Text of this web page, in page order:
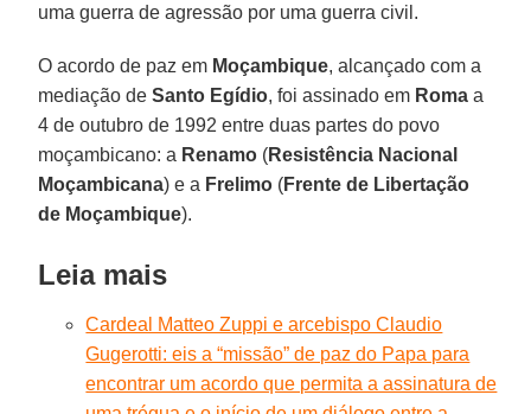
uma guerra de agressão por uma guerra civil.
O acordo de paz em Moçambique, alcançado com a
mediação deSanto Egídio, foi assinado em Roma a
4 de outubro de 1992 entre duas partes do povo
moçambicano: a Renamo (Resistência Nacional
Moçambicana) e a Frelimo (Frente de Libertação
de Moçambique).
Leia mais
Cardeal Matteo Zuppi e arcebispo Claudio
Gugerotti: eis a “missão” de paz do Papa para
encontrar um acordo que permita a assinatura de